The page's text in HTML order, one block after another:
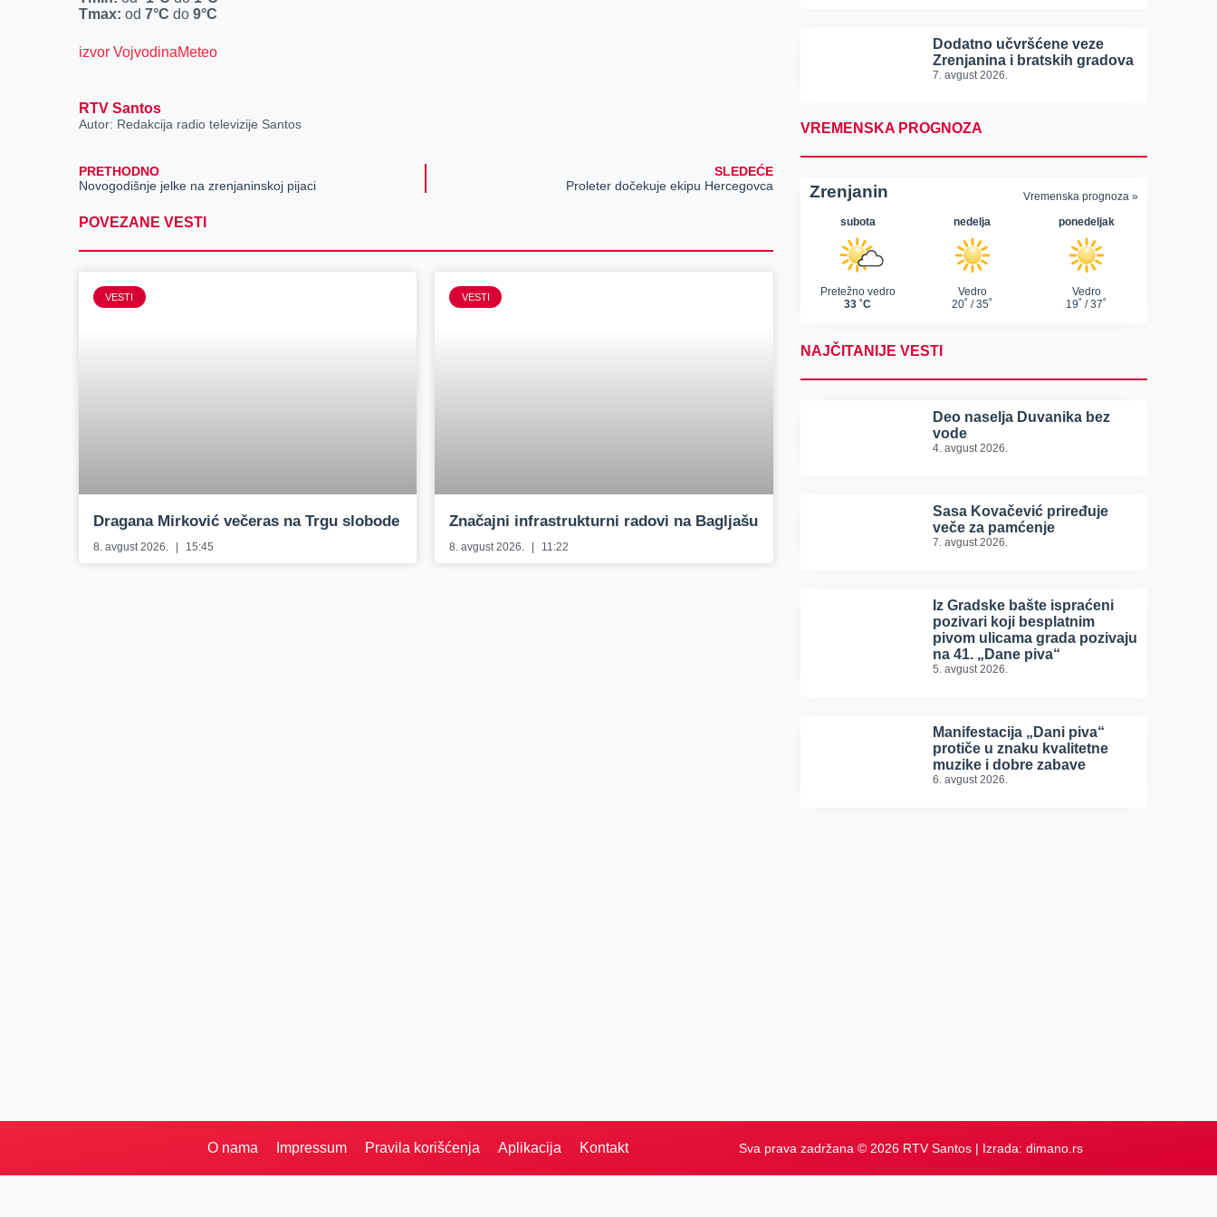
Tmax:od7°C do9°C
izvor VojvodinaMeteo
RTV Santos
Autor: Redakcija radio televizije Santos
PRETHODNO
Novogodišnje jelke na zrenjaninskoj pijaci
SLEDEĆE
Proleter dočekuje ekipu Hercegovca
POVEZANE VESTI
VESTI
Dragana Mirković večeras na Trgu slobode
8. avgust 2026. 15:45
VESTI
Značajni infrastrukturni radovi na Bagljašu
8. avgust 2026. 11:22
Dodatno učvršćene veze
Zrenjanina i bratskih gradova
7. avgust 2026.
VREMENSKA PROGNOZA
NAJČITANIJE VESTI
Deo naselja Duvanika bez
vode
4. avgust 2026.
Sasa Kovačević priređuje
veče za pamćenje
7. avgust 2026.
Iz Gradske bašte ispraćeni
pozivari koji besplatnim
pivom ulicama grada pozivaju
na 41. „Dane piva“
5. avgust 2026.
Manifestacija „Dani piva“
protiče u znaku kvalitetne
muzike i dobre zabave
6. avgust 2026.
O nama Impressum Pravila korišćenja Aplikacija Kontakt Sva prava zadržana © 2026 RTV Santos | Izrada: dimano.rs